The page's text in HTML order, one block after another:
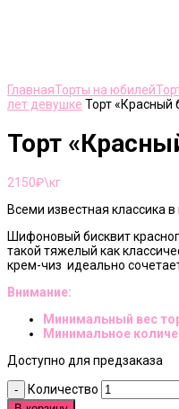
ГлавнаяТорты на юбилей
лет девушке Торт «Красный
Торт
2150₽\кг
Всеми известная классика в
Шифоновый бисквит
такой тяжелый как
крем-чиз идеально
Внимание:
Минимальный вес
Минимальное
Доступно для предзаказа
Количество